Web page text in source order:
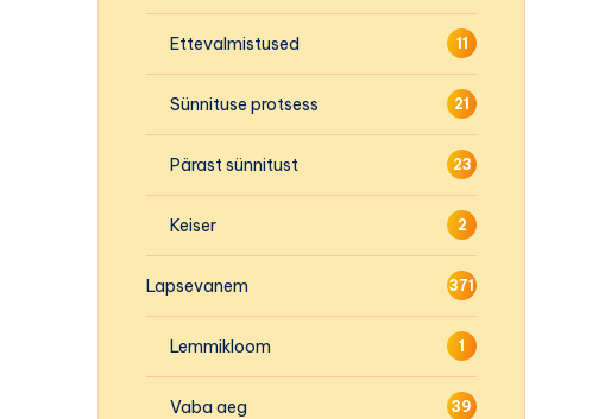
Ettevalmistused 11
Sünnituse protsess 21
Pärast sünnitust 23
Keiser 2
Lapsevanem 371
Lemmikloom 1
Vaba aeg 39